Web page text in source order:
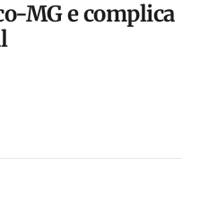
MG e complica